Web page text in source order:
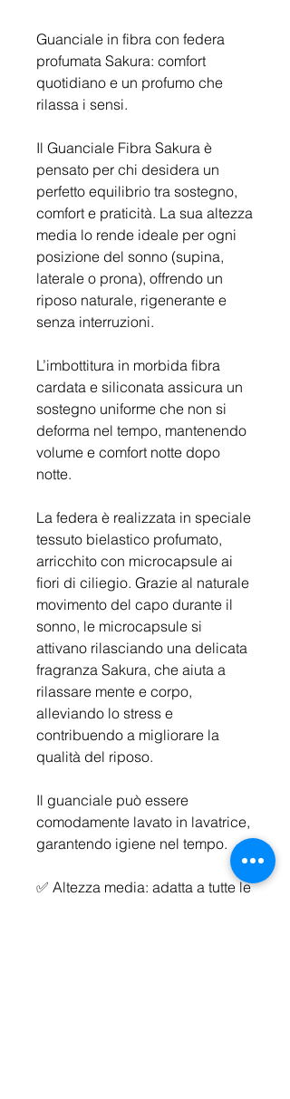
Guanciale in fibra con federa
profumata Sakura: comfort
quotidiano e un profumo che
rilassa i sensi.
Il Guanciale Fibra Sakura è
pensato per chi desidera un
perfetto equilibrio tra sostegno,
comfort e praticità. La sua altezza
media lo rende ideale per ogni
posizione del sonno (supina,
laterale o prona), offrendo un
riposo naturale, rigenerante e
senza interruzioni.
L’imbottitura in morbida fibra
cardata e siliconata assicura un
sostegno uniforme che non si
deforma nel tempo, mantenendo
volume e comfort notte dopo
notte.
La federa è realizzata in speciale
tessuto bielastico profumato,
arricchito con microcapsule ai
fiori di ciliegio. Grazie al naturale
movimento del capo durante il
sonno, le microcapsule si
attivano rilasciando una delicata
fragranza Sakura, che aiuta a
rilassare mente e corpo,
alleviando lo stress e
contribuendo a migliorare la
qualità del riposo.
Il guanciale può essere
comodamente lavato in lavatrice,
garantendo igiene nel tempo.
✅ Altezza media: adatta a tutte le